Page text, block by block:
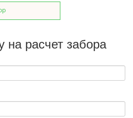
на расчет забора